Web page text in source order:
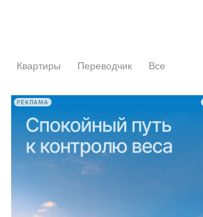
Квартиры Переводчик Все
РЕКЛАМА